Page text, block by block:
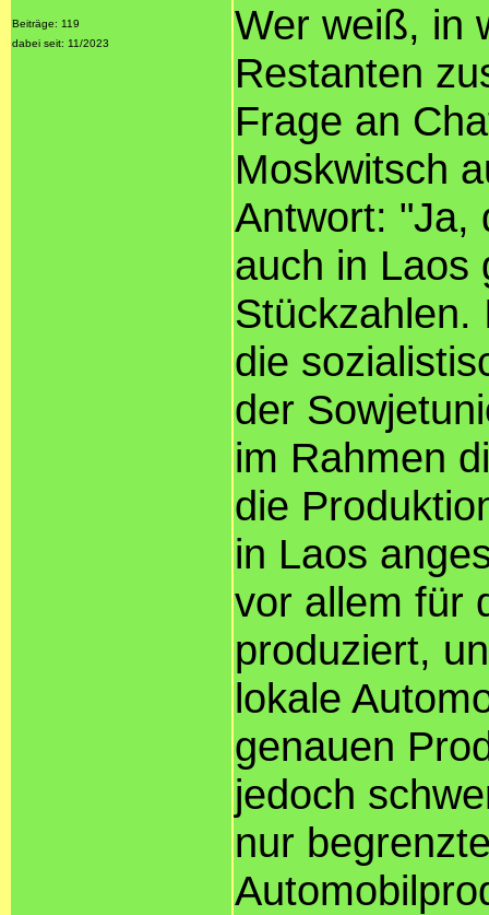
Beiträge: 119
dabei seit: 11/2023
Wer weiß, in
Restanten
Frage an
Moskwitsch
Antwort: "Ja,
auch in Laos
Stückzahlen.
die
der
im Rahmen
die
in Laos
vor allem für
produziert,
lokale
genauen
jedoch
nur